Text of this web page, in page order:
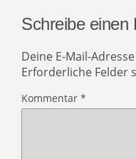
Schreibe einen
Deine E-Mail-
Erforderliche Felder
Kommentar *